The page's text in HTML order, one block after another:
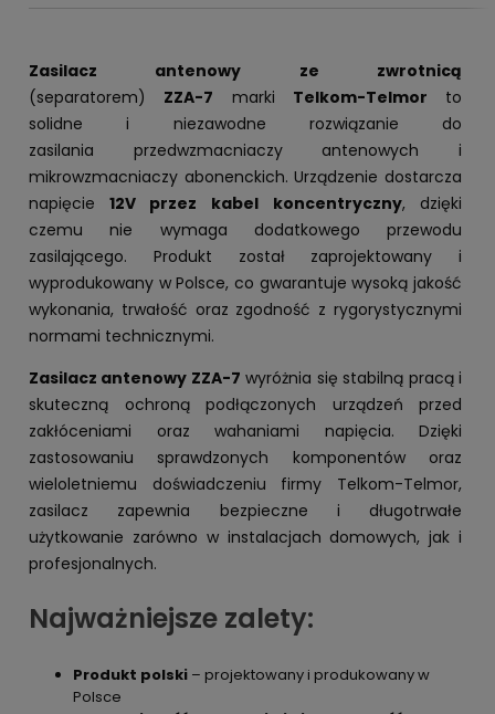
Zasilacz antenowy ze zwrotnicą
(separatorem) ZZA-7 marki Telkom-Telmor to
solidne i niezawodne rozwiązanie do
zasilania przedwzmacniaczy antenowych i
mikrowzmacniaczy abonenckich. Urządzenie dostarcza
napięcie12V przez kabel koncentryczny, dzięki
czemu nie wymaga dodatkowego przewodu
zasilającego. Produkt został zaprojektowany i
wyprodukowany w Polsce, co gwarantuje wysoką jakość
wykonania, trwałość oraz zgodność z rygorystycznymi
normami technicznymi.
Zasilacz antenowy ZZA-7 wyróżnia się stabilną pracą i
skuteczną ochroną podłączonych urządzeń przed
zakłóceniami oraz wahaniami napięcia. Dzięki
zastosowaniu sprawdzonych komponentów oraz
wieloletniemu doświadczeniu firmy Telkom-Telmor,
zasilacz zapewnia bezpieczne i długotrwałe
użytkowanie zarówno w instalacjach domowych, jak i
profesjonalnych.
Najważniejsze zalety:
Produkt polski – projektowany i produkowany w
Polsce